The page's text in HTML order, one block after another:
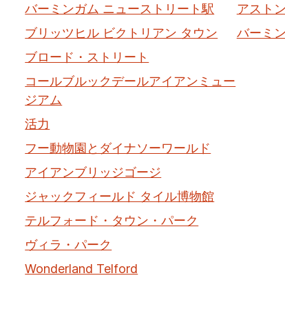
バーミンガム ニューストリート駅
ブリッツヒル ビクトリアン タウン
ブロード・ストリート
コールブルックデールアイアンミュー
ジアム
活力
フー動物園とダイナソーワールド
アイアンブリッジゴージ
ジャックフィールド タイル博物館
テルフォード・タウン・パーク
ヴィラ・パーク
Wonderland Telford
アスト
バーミ